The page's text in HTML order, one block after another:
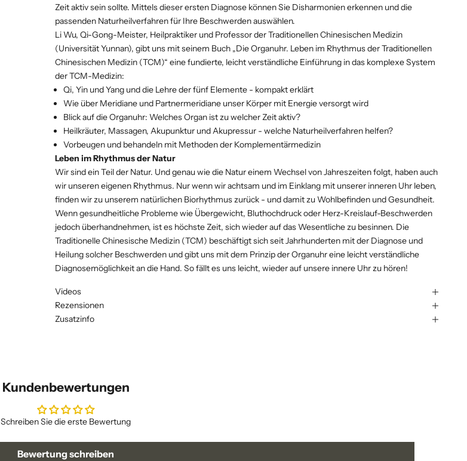
Zeit aktiv sein sollte. Mittels dieser ersten Diagnose können Sie Disharmonien erkennen und die
passenden Naturheilverfahren für Ihre Beschwerden auswählen.
Li Wu, Qi-Gong-Meister, Heilpraktiker und Professor der Traditionellen Chinesischen Medizin
(Universität Yunnan), gibt uns mit seinem Buch „Die Organuhr. Leben im Rhythmus der Traditionellen
Chinesischen Medizin (TCM)“ eine fundierte, leicht verständliche Einführung in das komplexe System
der TCM-Medizin:
Qi, Yin und Yang und die Lehre der fünf Elemente - kompakt erklärt
Wie über Meridiane und Partnermeridiane unser Körper mit Energie versorgt wird
Blick auf die Organuhr: Welches Organ ist zu welcher Zeit aktiv?
Heilkräuter, Massagen, Akupunktur und Akupressur - welche Naturheilverfahren helfen?
Vorbeugen und behandeln mit Methoden der Komplementärmedizin
Leben im Rhythmus der Natur
Wir sind ein Teil der Natur. Und genau wie die Natur einem Wechsel von Jahreszeiten folgt, haben auch
wir unseren eigenen Rhythmus. Nur wenn wir achtsam und im Einklang mit unserer inneren Uhr leben,
finden wir zu unserem natürlichen Biorhythmus zurück - und damit zu Wohlbefinden und Gesundheit.
Wenn gesundheitliche Probleme wie Übergewicht, Bluthochdruck oder Herz-Kreislauf-Beschwerden
jedoch überhandnehmen, ist es höchste Zeit, sich wieder auf das Wesentliche zu besinnen. Die
Traditionelle Chinesische Medizin (TCM) beschäftigt sich seit Jahrhunderten mit der Diagnose und
Heilung solcher Beschwerden und gibt uns mit dem Prinzip der Organuhr eine leicht verständliche
Diagnosemöglichkeit an die Hand. So fällt es uns leicht, wieder auf unsere innere Uhr zu hören!
Videos
Rezensionen
Zusatzinfo
Kundenbewertungen
Schreiben Sie die erste Bewertung
Bewertung schreiben